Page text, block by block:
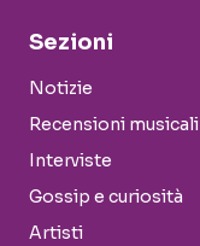
Sezioni
Notizie
Recensioni musicali
Interviste
Gossip e curiosità
Artisti